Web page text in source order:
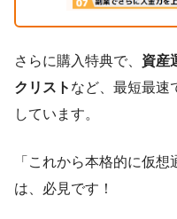
さらに購入特典で、 資産
クリスト など、最短最速
しています。
「これから本格的に仮
は、必見です！